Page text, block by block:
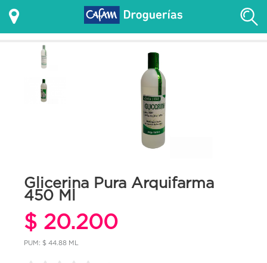
Glicerina Pura Arquifarma
450 Ml
$ 20.200
PUM: $ 44.88 ML